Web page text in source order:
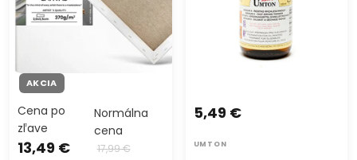
AKCIA
Cena po
zľave
13,49 €
Normálna
cena
17,99 €
5,49 €
UMTON